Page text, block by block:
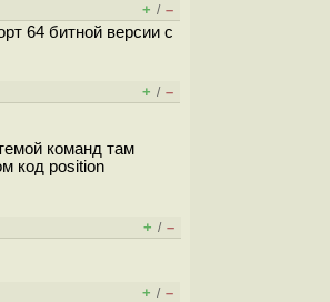
+ / –
64 битной версии с
+ / –
команд там
код position
+ / –
+ / –